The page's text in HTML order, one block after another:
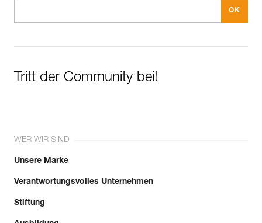
Tritt der Community bei!
WER WIR SIND
Unsere Marke
Verantwortungsvolles Unternehmen
Stiftung